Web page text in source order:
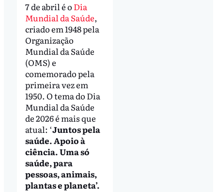
7 de abril é o Dia
Mundial da Saúde,
criado em 1948 pela
Organização
Mundial da Saúde
(OMS) e
comemorado pela
primeira vez em
1950. O tema do Dia
Mundial da Saúde
de 2026 é mais que
atual: ‘Juntos pela
saúde. Apoio à
ciência. Uma só
saúde, para
pessoas, animais,
plantas e planeta’.